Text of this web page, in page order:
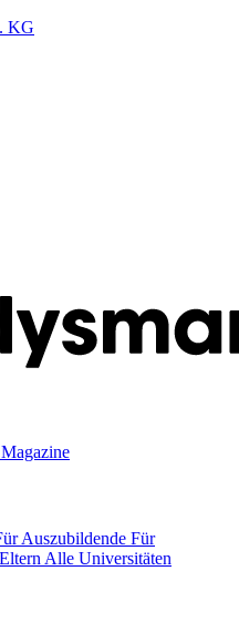
KG
Magazine
Auszubildende Für
Alle Universitäten